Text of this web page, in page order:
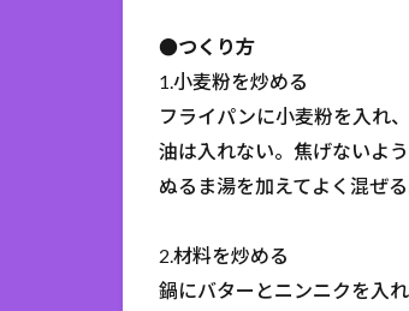
●つくり方
1.小麦粉を炒める
フライパンに小麦粉を入れ
油は入れない。焦げないよ
ぬるま湯を加えてよく混ぜ
2.材料を炒める
鍋にバターとニンニクを入れ